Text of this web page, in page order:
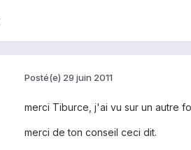
Posté(e) 29 juin 2011
merci Tiburce, j'ai vu sur un autre
merci de ton conseil ceci dit.